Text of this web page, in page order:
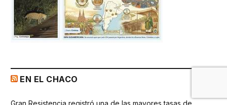
EN EL CHACO
Gran Resistencia registró una de las mayores tasas de